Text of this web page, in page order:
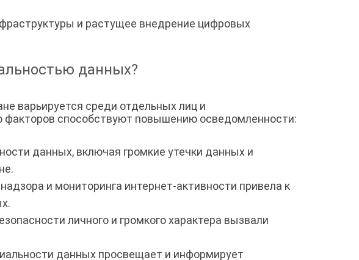
и растущее внедрение цифровых
данных?
варьируется среди отдельных лиц и
факторов способствуют повышению осведомленности:
данных, включая громкие утечки данных и
и мониторинга интернет-активности привела к
личного и громкого характера вызвали
данных просвещает и информирует